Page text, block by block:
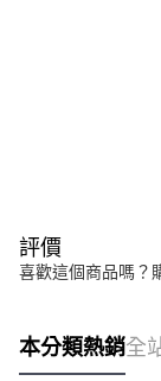
評價
喜歡這個商品嗎？
本分類熱銷全